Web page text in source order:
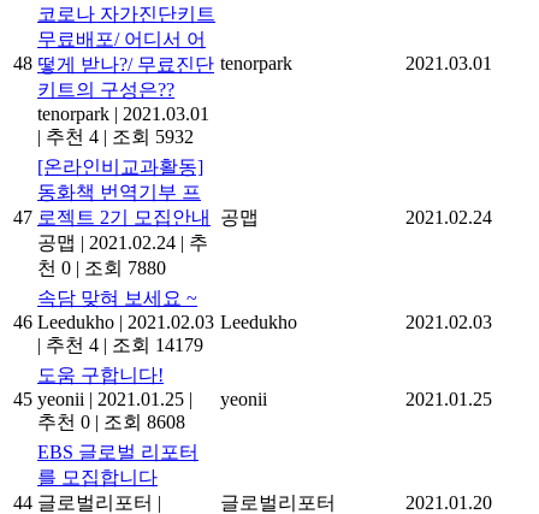
48
코로나 자가진단키트
무료배포/ 어디서 어
떻게 받나?/ 무료진단
키트의 구성은??
tenorpark | 2021.03.01
| 추천 4 | 조회 5932
tenorpark 2021.03.01
47
[온라인비교과활동]
동화책 번역기부 프
로젝트 2기 모집안내
공맵 | 2021.02.24 | 추
천 0 | 조회 7880
공맵 2021.02.24
46
속담 맞혀 보세요 ~
Leedukho | 2021.02.03
| 추천 4 | 조회 14179
Leedukho 2021.02.03
45
도움 구합니다!
yeonii | 2021.01.25 |
추천 0 | 조회 8608
yeonii 2021.01.25
44
EBS 글로벌 리포터
를 모집합니다
글로벌리포터 |
글로벌리포터 2021.01.20